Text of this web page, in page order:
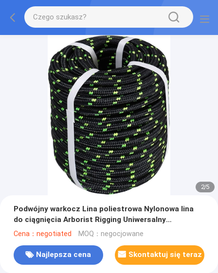
2/5
Podwójny warkocz Lina poliestrowa Nylonowa lina
do ciągnięcia Arborist Rigging Uniwersalny
olinowanie byka 1/2 cala x 150 stóp
Cena：negotiated MOQ：negocjowane
Najlepsza cena Skontaktuj się teraz